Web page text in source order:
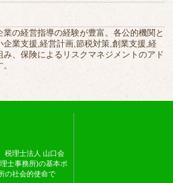
の経営指導の経験が豊富。各公的機関と
企業支援,経営計画,節税対策,創業支援,経
、保険によるリスクマネジメントのアド
税理士法人 山口会
士事務所)の基本ポ
の社会的使命で